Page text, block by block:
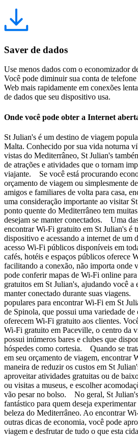
Saver de dados
Use menos dados com o economizador
Você pode diminuir sua conta de
Web mais rapidamente em conexões
de dados que seu dispositivo usa.
Onde você pode obter a Internet
St Julian's é um destino de viagem
Malta. Conhecido por sua vida noturna
vistas do Mediterrâneo, St Julian's
de atrações e atividades que o tornam
viajante. Se você está procurando
orçamento de viagem ou simplesmente
amigos e familiares de volta para casa,
uma consideração importante ao visitar
ponto quente do Mediterrâneo tem
desejam se manter conectados. Uma
encontrar Wi-Fi gratuito em St Julian's é
dispositivo e acessando a internet de um
acesso Wi-Fi públicos disponíveis em
cafés, hotéis e espaços públicos oferece
facilitando a conexão, não importa onde
pode conferir mapas de Wi-Fi online
gratuitos em St Julian's, ajudando você a
manter conectado durante suas
populares para encontrar Wi-Fi em St
de Spinola, que possui uma variedade de
oferecem Wi-Fi gratuito aos clientes.
Wi-Fi gratuito em Paceville, o centro da
possui inúmeros bares e clubes que
hóspedes como cortesia. Quando se
em seu orçamento de viagem, encontrar
maneira de reduzir os custos em St
aproveitar atividades gratuitas ou de
ou visitas a museus, e escolher
vão pesar no bolso. No geral, St
fantástico para quem deseja
beleza do Mediterrâneo. Ao encontrar
outras dicas de economia, você pode
viagem e desfrutar de tudo o que esta